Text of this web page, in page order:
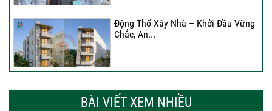
Động Thổ Xây Nhà – Khởi Đầu Vững
Chắc, An...
Chắc Cho...
BÀI VIẾT XEM NHIỀU